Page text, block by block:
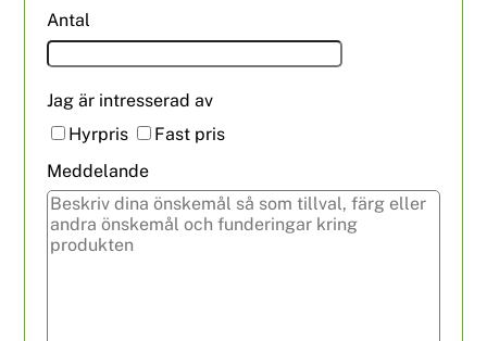
Antal
Jag är intresserad av
Hyrpris
Fast pris
Meddelande